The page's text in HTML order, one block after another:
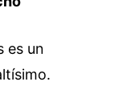
es un